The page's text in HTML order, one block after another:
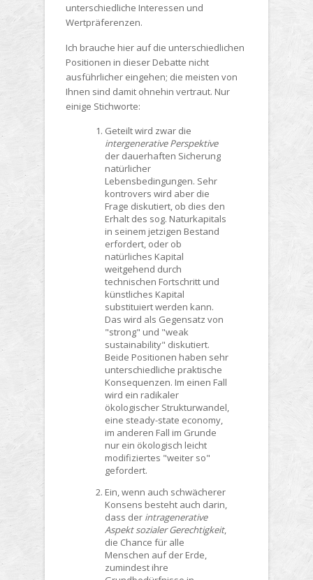
unterschiedliche Interessen und
Wertpräferenzen.
Ich brauche hier auf die unterschiedlichen
Positionen in dieser Debatte nicht
ausführlicher eingehen; die meisten von
Ihnen sind damit ohnehin vertraut. Nur
einige Stichworte:
Geteilt wird zwar die
intergenerative Perspektive
der dauerhaften Sicherung
natürlicher
Lebensbedingungen. Sehr
kontrovers wird aber die
Frage diskutiert, ob dies den
Erhalt des sog. Naturkapitals
in seinem jetzigen Bestand
erfordert, oder ob
natürliches Kapital
weitgehend durch
technischen Fortschritt und
künstliches Kapital
substituiert werden kann.
Das wird als Gegensatz von
"strong" und "weak
sustainability" diskutiert.
Beide Positionen haben sehr
unterschiedliche praktische
Konsequenzen. Im einen Fall
wird ein radikaler
ökologischer Strukturwandel,
eine steady-state economy,
im anderen Fall im Grunde
nur ein ökologisch leicht
modifiziertes "weiter so"
gefordert.
Ein, wenn auch schwächerer
Konsens besteht auch darin,
dass der intragenerative
Aspekt sozialer Gerechtigkeit,
die Chance für alle
Menschen auf der Erde,
zumindest ihre